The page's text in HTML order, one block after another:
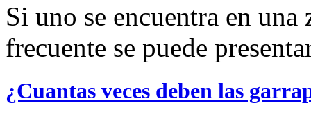
Si uno se encuentra en
frecuente se puede
¿Cuantas veces deben las